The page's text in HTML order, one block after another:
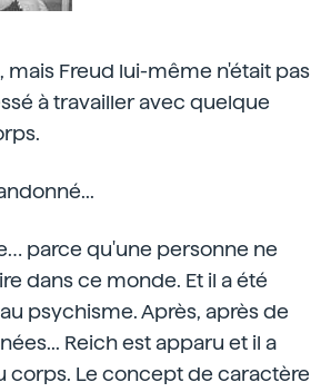
mais Freud lui-même n'était pas
à travailler avec quelque
parce qu'une personne ne
dans ce monde. Et il a été
psychisme. Après, après de
Reich est apparu et il a
corps. Le concept de caractère